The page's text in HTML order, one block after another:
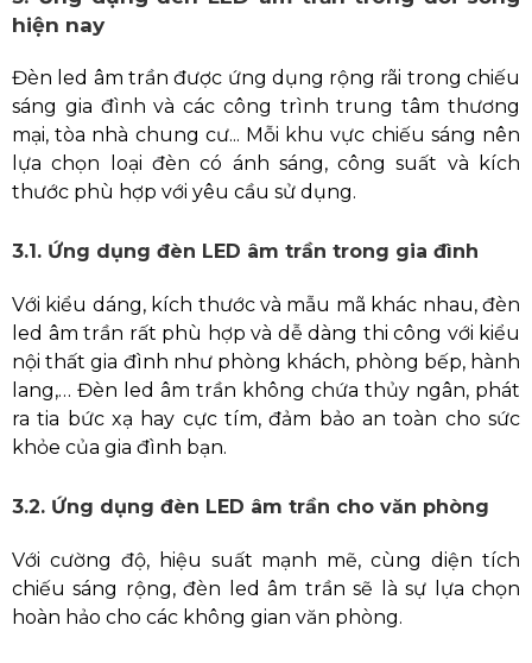
hiện nay
Đèn led âm trần được ứng dụng rộng rãi trong chiếu
sáng gia đình và các công trình trung tâm thương
mại, tòa nhà chung cư... Mỗi khu vực chiếu sáng nên
lựa chọn loại đèn có ánh sáng, công suất và kích
thước phù hợp với yêu cầu sử dụng.
3.1. Ứng dụng đèn LED âm trần trong gia đình
Với kiểu dáng, kích thước và mẫu mã khác nhau, đèn
led âm trần rất phù hợp và dễ dàng thi công với kiểu
nội thất gia đình như phòng khách, phòng bếp, hành
lang,… Đèn led âm trần không chứa thủy ngân, phát
ra tia bức xạ hay cực tím, đảm bảo an toàn cho sức
khỏe của gia đình bạn.
3.2. Ứng dụng đèn LED âm trần cho văn phòng
Với cường độ, hiệu suất mạnh mẽ, cùng diện tích
chiếu sáng rộng, đèn led âm trần sẽ là sự lựa chọn
hoàn hảo cho các không gian văn phòng.